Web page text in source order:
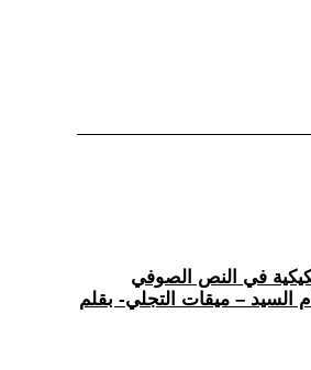
في النص الصوفي
السيد – ميقات التجلي- بقلم